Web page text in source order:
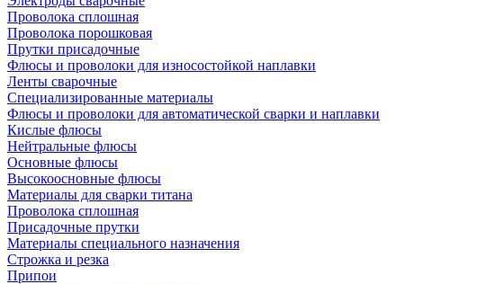
Проволока сплошная
Проволока порошковая
Прутки присадочные
Флюсы и проволоки для износостойкой наплавки
Ленты сварочные
Специализированные материалы
Флюсы и проволоки для автоматической сварки и наплавки
Кислые флюсы
Нейтральные флюсы
Основные флюсы
Высокоосновные флюсы
Материалы для сварки титана
Проволока сплошная
Присадочные прутки
Материалы специального назначения
Строжка и резка
Припои